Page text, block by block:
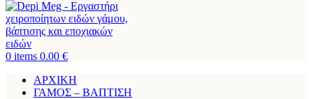
0 items 0.00 €
ΑΡΧΙΚΗ
ΓΑΜΟΣ – ΒΑΠΤΙΣΗ